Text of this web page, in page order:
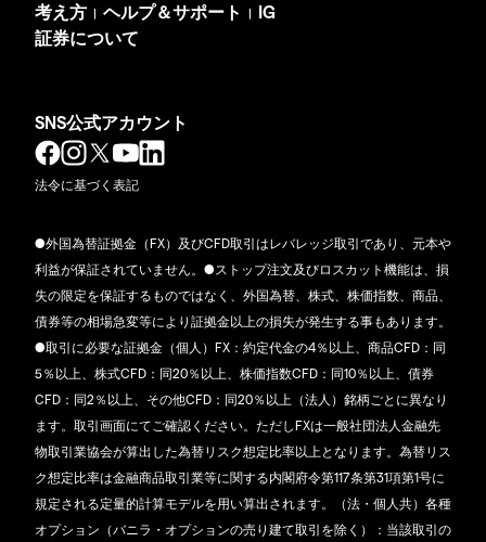
考え方 | ヘルプ＆サポート | IG
証券について
SNS公式アカウント
法令に基づく表記
●外国為替証拠金（FX）及びCFD取引はレバレッジ取引であり、元本や
利益が保証されていません。●ストップ注文及びロスカット機能は、損
失の限定を保証するものではなく、外国為替、株式、株価指数、商品、
債券等の相場急変等により証拠金以上の損失が発生する事もあります。
●取引に必要な証拠金（個人）FX：約定代金の4％以上、商品CFD：同
5％以上、株式CFD：同20％以上、株価指数CFD：同10％以上、債券
CFD：同2％以上、その他CFD：同20％以上（法人）銘柄ごとに異なり
ます。取引画面にてご確認ください。ただしFXは一般社団法人金融先
物取引業協会が算出した為替リスク想定比率以上となります。為替リス
ク想定比率は金融商品取引業等に関する内閣府令第117条第31項第1号に
規定される定量的計算モデルを用い算出されます。（法・個人共）各種
オプション（バニラ・オプションの売り建て取引を除く）：当該取引の